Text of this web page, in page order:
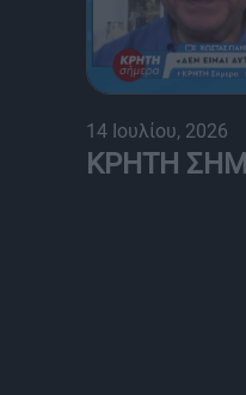
14 Ιουλίου, 2026
ΚΡΗΤΗ